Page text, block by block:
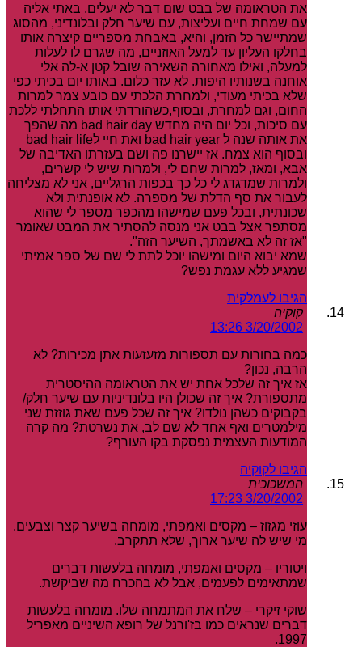
את הטראומה של בבט שום דבר לא יעלים. באתי אליה
עם שמחת חיים ועליצות, עם שיער חלק ובלונדיני, מהסוג
שמתיישר כל הזמן, והיא, באבחת מספריים קיצרה אותו
בחלקו העליון עד למעל האוזניים, מה שגרם לו לעלות
למעלה, ואילו מאחורה השאירה שובל קטן א-לה אלי
אוחנה בשנותיו היפות. לא עזר כלום. באותו יום בכיתי כפי
שלא בכיתי מעודי, ולמחרת הלכתי עם כובע צמר למרות
החום, וגם למחרת, ובסוף,כשהורדתי אותו התחלתי ללכת
עם סיכות, וכל יום היה מחדש bad hair day מה שהפך
את אותה שנה ל bad hair year ואת חיי לbad hair life
ובסוף הוא צמח. אז יישרנו פה ושם בעזרתו האדיבה של
אבא, ומאז, למרות שחם לי, ולמרות שיש לי קשרים,
ולמרות שמדגדג לי כל כך בכפות הרגליים, אני לא מצליחה
לעבור את סף הדלת של מספרה. לא אופנתית ולא
שכונתית, ובכל פעם שמישהו מהכפר מספר לי שהוא
מסתפר אצל בבט אני מנסה להסתיר את המבט שאומר
"אז זה לא באשמתך, השיער הזה".
שמא יבוא היום ומישהו יוכל לתת לי שם של ספר אמיתי
שמגיע ללא עגמת נפש?
הגיבו לעמלקית
קוקיה
3/20/2002 13:26
כמה בחורות עם תספורות מזעזעות אתן מכירות? לא
הרבה, נכון?
אז איך זה שלכל אחת יש את הטראומה ההיסטרית
מתספורת? איך זה שכולן היו בלונדיניות עם שיער חלק/
בקבוקים כשהן נולדו? איך זה שכל פעם שאת גוזזת שני
מילמטרים ואף אחד לא שם לב, את נשרטת? מה קרה
המודעות העצמית נפסקת בקו העורף?
הגיבו לקוקיה
המשכוכית
3/20/2002 17:23
עוזי מגזוז – מקסים ואמפתי, מומחה בשיער קצר וצבעים.
מי שיש לה שיער ארוך, שלא תתקרב.
ויטוריו – מקסים ואמפתי, מומחה בלעשות דברים
שמתאימים לפעמים, אבל לא בהכרח מה שביקשת.
שוקי זיקרי – שלח את המתמחה שלו. מומחה בלעשות
דברים שנראים כמו בז'ורנל של רופא השיניים מאפריל
1997.